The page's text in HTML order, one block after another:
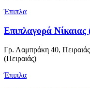
Έπιπλα
Επιπλαγορά
Γρ. Λαμπράκη 40,
(Πειραιάς)
Έπιπλα